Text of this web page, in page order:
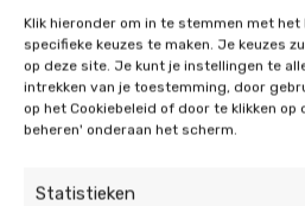
Klik hieronder om in te stemmen met
specifieke keuzes te maken. Je keuzes
op deze site. Je kunt je instellingen te
intrekken van je toestemming, door
op het Cookiebeleid of door te klikken op
beheren' onderaan het scherm.
Statistieken
functioneert.
Na de installatie blijven
bieden onderhoudsopties
warmtepomp altijd
verzekerd van een zorgeloze